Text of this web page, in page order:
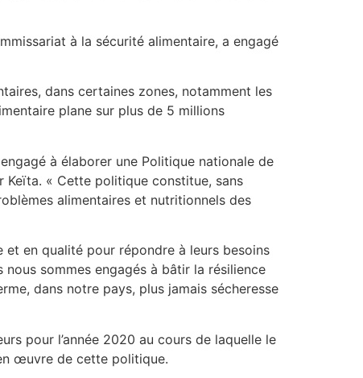
à la sécurité alimentaire, a engagé
dans certaines zones, notamment les
plane sur plus de 5 millions
à élaborer une Politique nationale de
Keïta. « Cette politique constitue, sans
alimentaires et nutritionnels des
et en qualité pour répondre à leurs besoins
sommes engagés à bâtir la résilience
dans notre pays, plus jamais sécheresse
pour l’année 2020 au cours de laquelle le
œuvre de cette politique.